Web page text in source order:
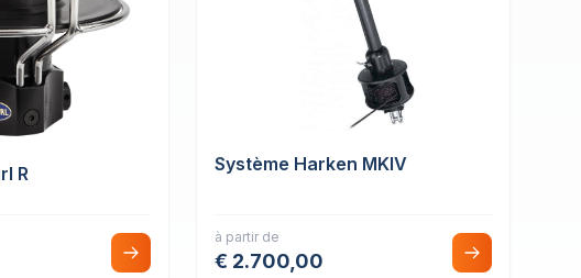
R Système Harken MKIV
à partir de
€ 2.700,00